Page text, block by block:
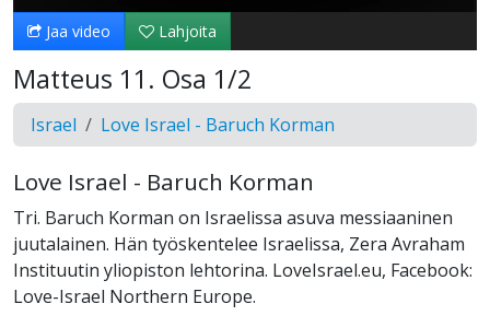
Jaa video Lahjoita
Matteus 11. Osa 1/2
Israel Love Israel - Baruch Korman
Love Israel - Baruch Korman
Tri. Baruch Korman on Israelissa asuva messiaaninen
juutalainen. Hän työskentelee Israelissa, Zera Avraham
Instituutin yliopiston lehtorina. LoveIsrael.eu, Facebook:
Love-Israel Northern Europe.